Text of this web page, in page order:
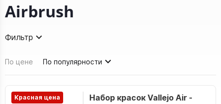
Airbrush
Фильтр
По цене По популярности
Красная цена
Набор красок Vallejo Air -